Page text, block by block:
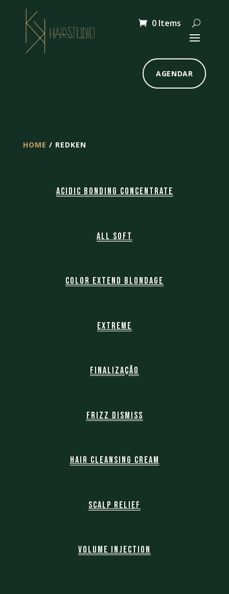
0 Items
AGENDAR
HOME / REDKEN
Acidic Bonding Concentrate
All Soft
Color Extend Blondage
Extreme
Finalização
Frizz Dismiss
Hair Cleansing Cream
Scalp Relief
Volume injection